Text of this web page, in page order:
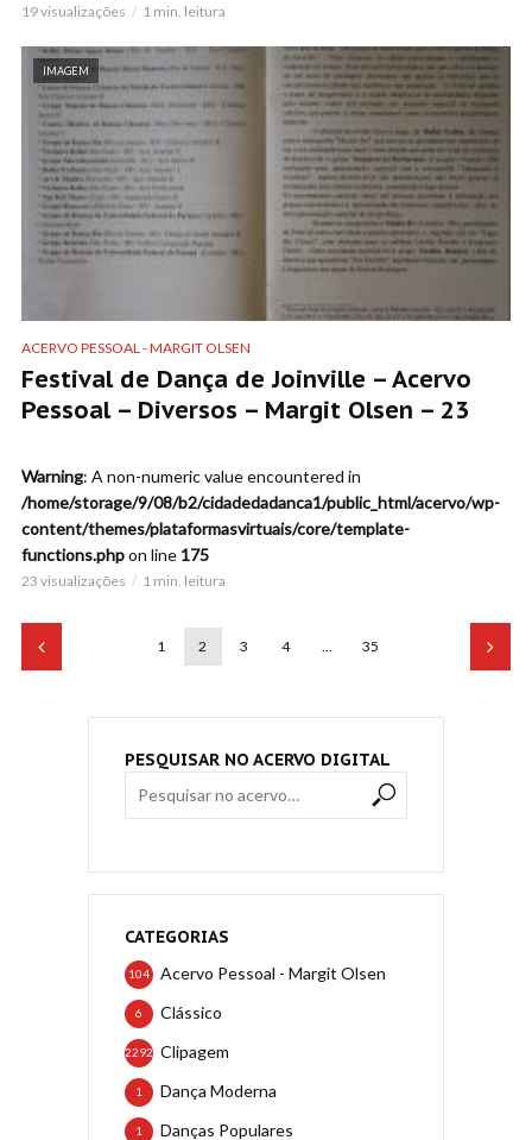
19 visualizações 1 min. leitura
IMAGEM
ACERVO PESSOAL - MARGIT OLSEN
Festival de Dança de Joinville – Acervo
Pessoal – Diversos – Margit Olsen – 23
Warning: A non-numeric value encountered in
/home/storage/9/08/b2/cidadedadanca1/public_html/acervo/wp-
content/themes/plataformasvirtuais/core/template-
functions.phpon line 175
23 visualizações 1 min. leitura
1 2 3 4 … 35
PESQUISAR NO ACERVO DIGITAL
CATEGORIAS
Acervo Pessoal - Margit Olsen
104
Clássico
6
Clipagem
2292
Dança Moderna
1
Danças Populares
1